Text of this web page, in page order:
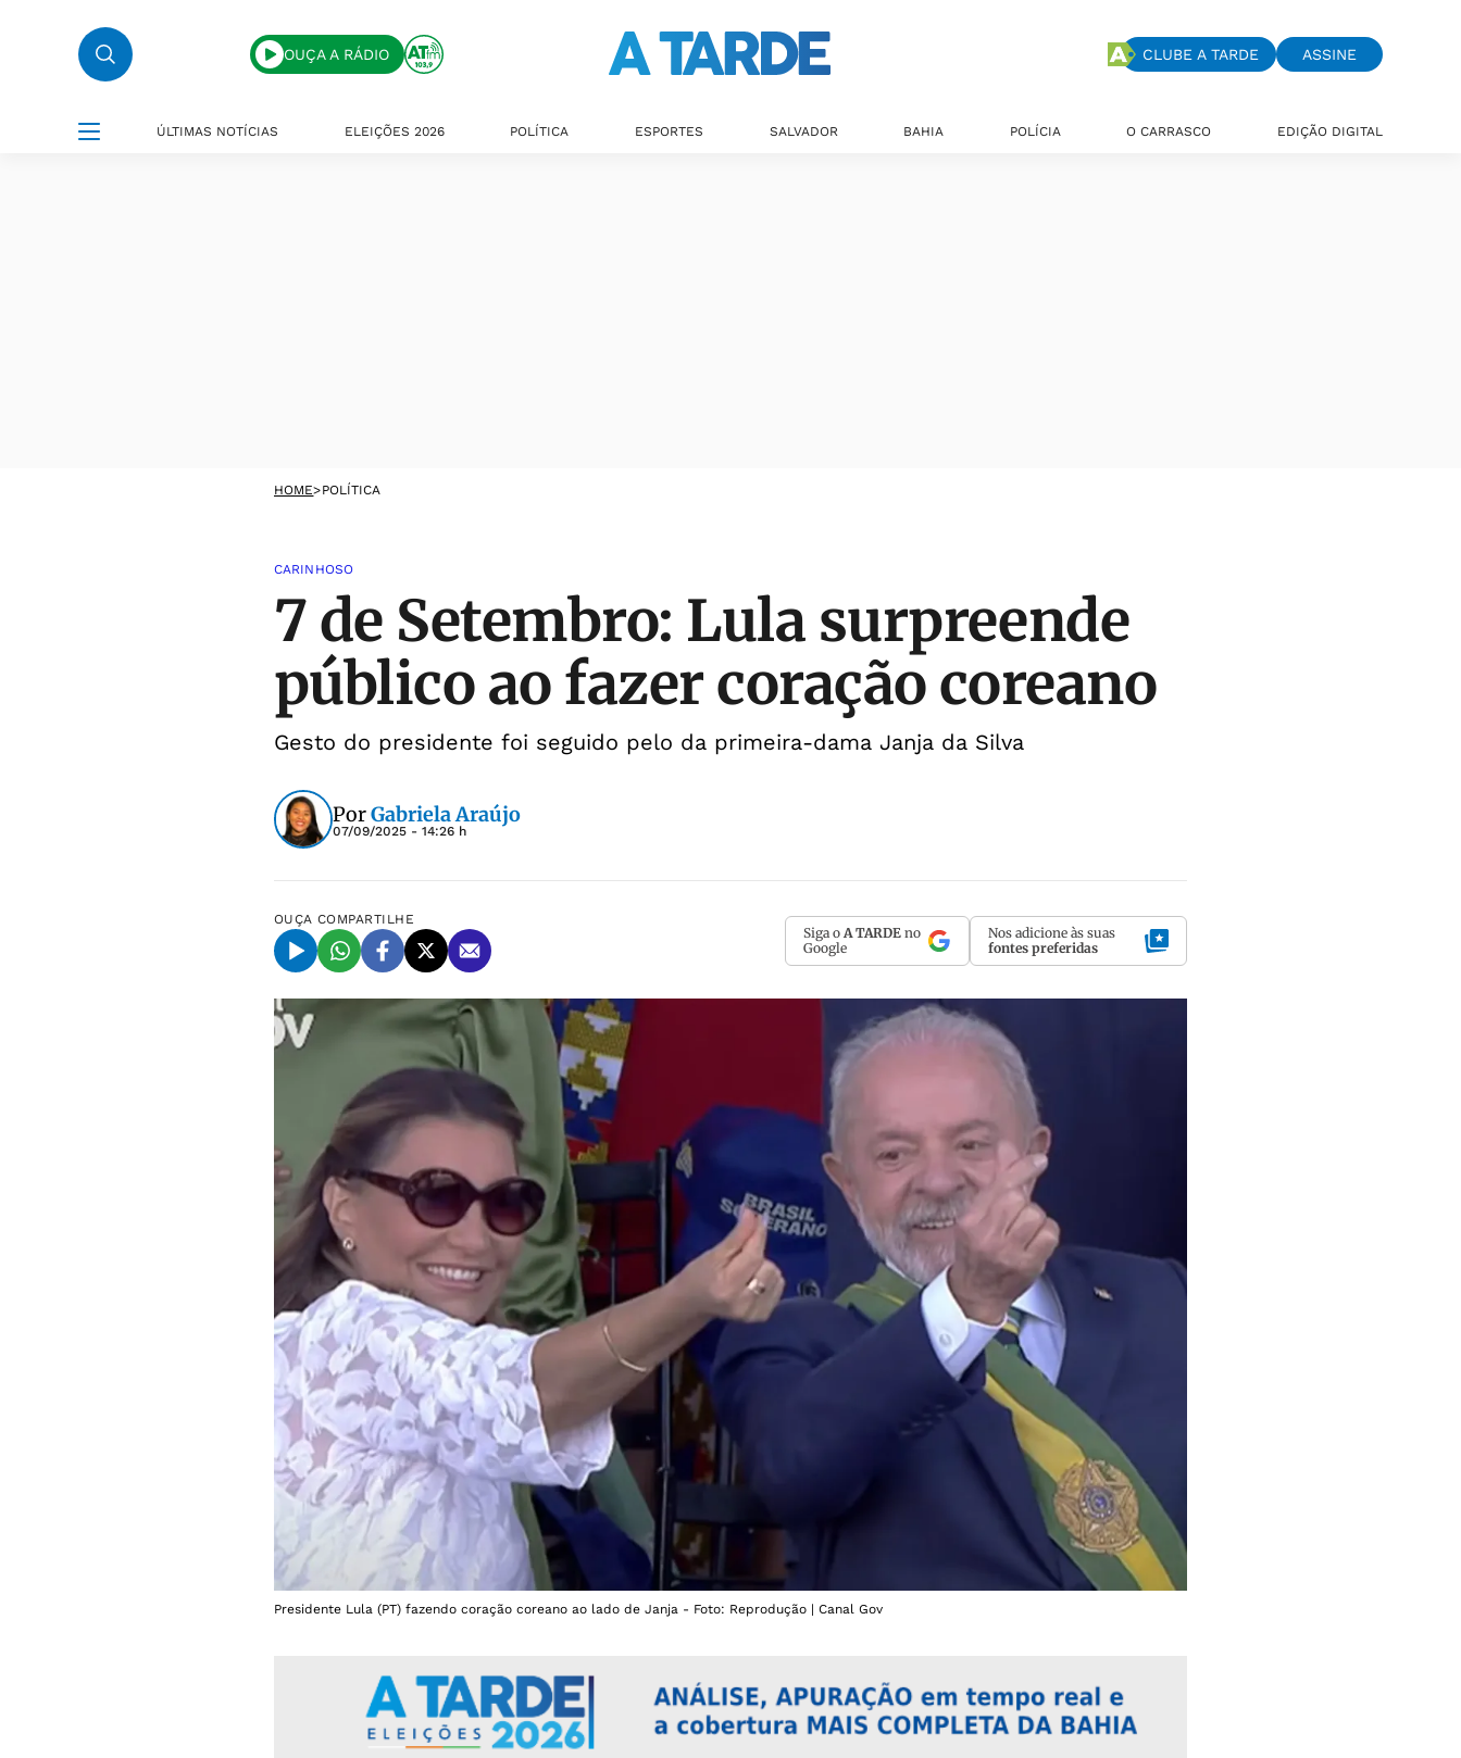
OUÇA A RÁDIO CLUBE A TARDE ASSINE
ÚLTIMAS NOTÍCIAS ELEIÇÕES 2026 POLÍTICA ESPORTES SALVADOR BAHIA POLÍCIA O CARRASCO EDIÇÃO DIGITAL
HOME>POLÍTICA
CARINHOSO
7 de Setembro: Lula surpreende
público ao fazer coração coreano
Gesto do presidente foi seguido pelo da primeira-dama Janja da Silva
PorGabriela Araújo
07/09/2025 - 14:26 h
OUÇA COMPARTILHE
Siga o A TARDE no
Google
Nos adicione às suas
fontes preferidas
Presidente Lula (PT) fazendo coração coreano ao lado de Janja - Foto: Reprodução | Canal Gov